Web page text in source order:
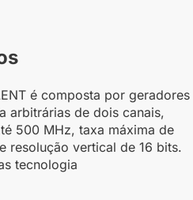
é composta por geradores
arbitrárias de dois canais,
500 MHz, taxa máxima de
resolução vertical de 16 bits.
tecnologia